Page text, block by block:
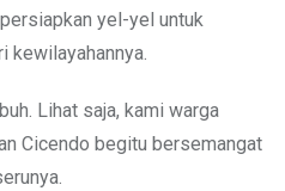
yel-yel untuk
kewilayahannya.
Lihat saja, kami warga
Cicendo begitu bersemangat